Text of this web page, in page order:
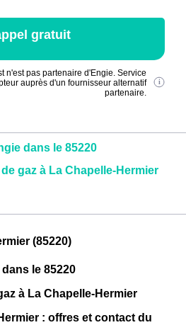
gratuit
n'est pas partenaire d'Engie. Service
auprès d'un fournisseur alternatif
partenaire.
dans le 85220
gaz à La Chapelle-Hermier
(85220)
le 85220
à La Chapelle-Hermier
: offres et contact du